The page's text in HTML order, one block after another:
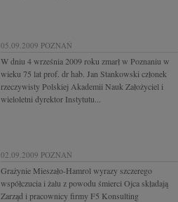
05.09.2009 POZNAŃ
W dniu 4 września 2009 roku zmarł w Poznaniu w
wieku 75 lat prof. dr hab. Jan Stankowski członek
rzeczywisty Polskiej Akademii Nauk Założyciel i
wieloletni dyrektor Instytutu...
02.09.2009 POZNAŃ
Grażynie Mieszało-Hamrol wyrazy szczerego
współczucia i żalu z powodu śmierci Ojca składają
Zarząd i pracownicy firmy F5 Konsulting